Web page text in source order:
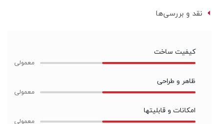
نقد و بررسی‌ها
کیفیت ساخت
ظاهر و طراحی
امکانات و قابلیتها